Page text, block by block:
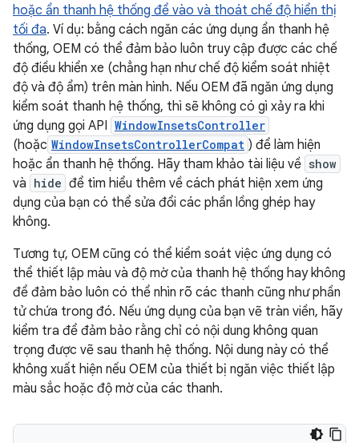
hoặc ẩn thanh hệ thống để vào và thoát chế độ hiển thị
tối đa. Ví dụ: bằng cách ngăn các ứng dụng ẩn thanh hệ
thống, OEM có thể đảm bảo luôn truy cập được các chế
độ điều khiển xe (chẳng hạn như chế độ kiểm soát nhiệt
độ và độ ẩm) trên màn hình. Nếu OEM đã ngăn ứng dụng
kiểm soát thanh hệ thống, thì sẽ không có gì xảy ra khi
ứng dụng gọi API WindowInsetsController
(hoặc WindowInsetsControllerCompat ) để làm hiện
hoặc ẩn thanh hệ thống. Hãy tham khảo tài liệu về show
và hide để tìm hiểu thêm về cách phát hiện xem ứng
dụng của bạn có thể sửa đổi các phần lồng ghép hay
không.
Tương tự, OEM cũng có thể kiểm soát việc ứng dụng có
thể thiết lập màu và độ mờ của thanh hệ thống hay không
để đảm bảo luôn có thể nhìn rõ các thanh cũng như phần
tử chứa trong đó. Nếu ứng dụng của bạn vẽ tràn viền, hãy
kiểm tra để đảm bảo rằng chỉ có nội dung không quan
trọng được vẽ sau thanh hệ thống. Nội dung này có thể
không xuất hiện nếu OEM của thiết bị ngăn việc thiết lập
màu sắc hoặc độ mờ của các thanh.